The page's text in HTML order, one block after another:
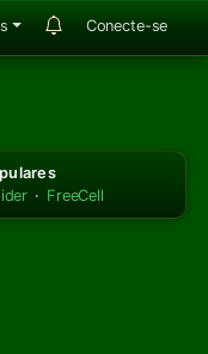
Conecte-se
· FreeCell